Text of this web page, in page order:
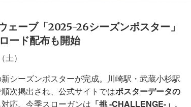
ェーブ「2025-26シーズンポスター」
ード配布も開始
）
シーズンポスターが完成。川崎駅・武蔵小杉駅
次掲出され、公式サイトではポスターデータの
応。今季スローガンは 「挑 -CHALLENGE-」 。